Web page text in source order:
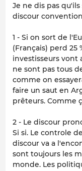
Je ne dis pas
discour
1 - Si on sort de
(Français) perd 25
investisseurs vont
ne sont pas tous
comme on
faire un saut en
prêteurs. Comme
2 - Le discour
Si si. Le controle
discour va a
sont toujours les
monde. Les